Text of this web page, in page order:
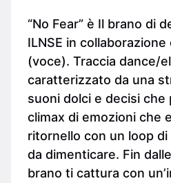
“No Fear” è Il brano di
ILNSE in collaborazione
(voce). Traccia dance/
caratterizzato da una
suoni dolci e decisi che
climax di emozioni che
ritornello con un loop
da dimenticare. Fin
brano ti cattura con